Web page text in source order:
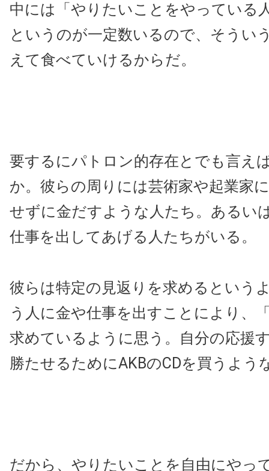
中には「やりたいことをやっている
というのが一定数いるので、そうい
えて食べていけるからだ。
要するにパトロン的存在とでも言え
か。彼らの周りには芸術家や起業家
せずに金だすような人たち。あるい
仕事を出してあげる人たちがいる。
彼らは特定の見返りを求めるという
う人に金や仕事を出すことにより、
求めているように思う。自分の応援
勝たせるためにAKBのCDを買うよう
だから、やりたいことを自由にやっ